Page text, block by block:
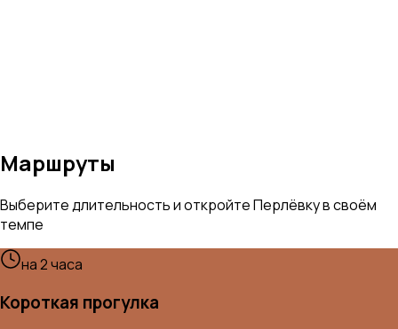
Маршруты
Выберите длительность и откройте Перлёвку в своём
темпе
на 2 часа
Короткая прогулка